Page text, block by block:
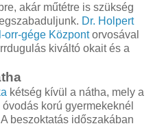
akár műtétre is szükség
Dr. Holpert
orr-gége Központorvosával
kiváltó okait és a
kétség kívül a nátha, mely a
korú gyermekeknél
beszoktatás időszakában